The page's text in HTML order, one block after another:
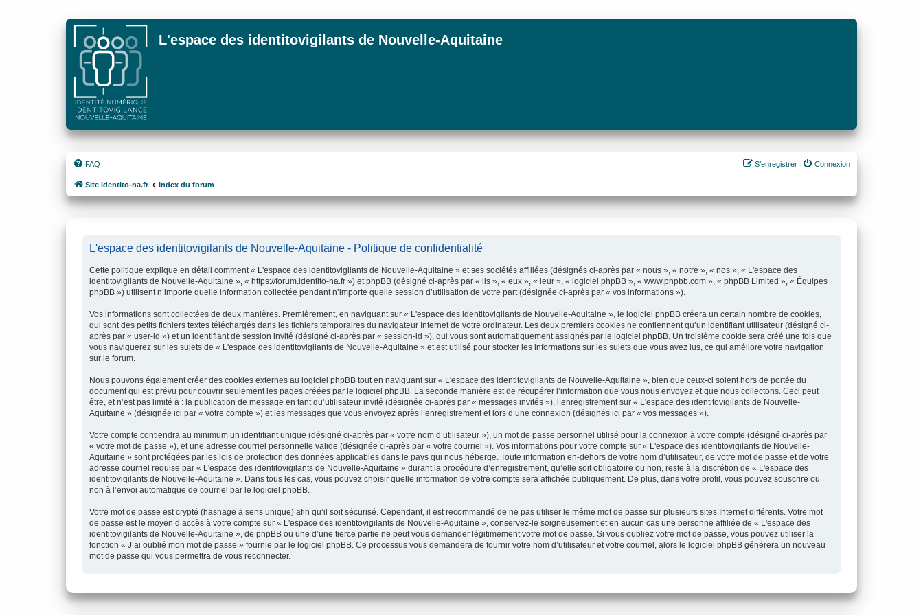
L'espace des identitovigilants de Nouvelle-Aquitaine
FAQ Connexion
S’enregistrer
Site identito-na.fr Index du forum
L'espace des identitovigilants de Nouvelle-Aquitaine - Politique de confidentialité
Cette politique explique en détail comment « L'espace des identitovigilants de Nouvelle-Aquitaine » et ses sociétés affiliées (désignés ci-après par « nous », « notre », « nos », « L'espace des
identitovigilants de Nouvelle-Aquitaine », « https://forum.identito-na.fr ») et phpBB (désigné ci-après par « ils », « eux », « leur », « logiciel phpBB », « www.phpbb.com », « phpBB Limited », « Équipes
phpBB ») utilisent n’importe quelle information collectée pendant n’importe quelle session d’utilisation de votre part (désignée ci-après par « vos informations »).
Vos informations sont collectées de deux manières. Premièrement, en naviguant sur « L'espace des identitovigilants de Nouvelle-Aquitaine », le logiciel phpBB créera un certain nombre de cookies,
qui sont des petits fichiers textes téléchargés dans les fichiers temporaires du navigateur Internet de votre ordinateur. Les deux premiers cookies ne contiennent qu’un identifiant utilisateur (désigné ci-
après par « user-id ») et un identifiant de session invité (désigné ci-après par « session-id »), qui vous sont automatiquement assignés par le logiciel phpBB. Un troisième cookie sera créé une fois que
vous naviguerez sur les sujets de « L'espace des identitovigilants de Nouvelle-Aquitaine » et est utilisé pour stocker les informations sur les sujets que vous avez lus, ce qui améliore votre navigation
sur le forum.
Nous pouvons également créer des cookies externes au logiciel phpBB tout en naviguant sur « L'espace des identitovigilants de Nouvelle-Aquitaine », bien que ceux-ci soient hors de portée du
document qui est prévu pour couvrir seulement les pages créées par le logiciel phpBB. La seconde manière est de récupérer l’information que vous nous envoyez et que nous collectons. Ceci peut
être, et n’est pas limité à : la publication de message en tant qu’utilisateur invité (désignée ci-après par « messages invités »), l’enregistrement sur « L'espace des identitovigilants de Nouvelle-
Aquitaine » (désignée ici par « votre compte ») et les messages que vous envoyez après l’enregistrement et lors d’une connexion (désignés ici par « vos messages »).
Votre compte contiendra au minimum un identifiant unique (désigné ci-après par « votre nom d’utilisateur »), un mot de passe personnel utilisé pour la connexion à votre compte (désigné ci-après par
« votre mot de passe »), et une adresse courriel personnelle valide (désignée ci-après par « votre courriel »). Vos informations pour votre compte sur « L'espace des identitovigilants de Nouvelle-
Aquitaine » sont protégées par les lois de protection des données applicables dans le pays qui nous héberge. Toute information en-dehors de votre nom d’utilisateur, de votre mot de passe et de votre
adresse courriel requise par « L'espace des identitovigilants de Nouvelle-Aquitaine » durant la procédure d’enregistrement, qu’elle soit obligatoire ou non, reste à la discrétion de « L'espace des
identitovigilants de Nouvelle-Aquitaine ». Dans tous les cas, vous pouvez choisir quelle information de votre compte sera affichée publiquement. De plus, dans votre profil, vous pouvez souscrire ou
non à l’envoi automatique de courriel par le logiciel phpBB.
Votre mot de passe est crypté (hashage à sens unique) afin qu’il soit sécurisé. Cependant, il est recommandé de ne pas utiliser le même mot de passe sur plusieurs sites Internet différents. Votre mot
de passe est le moyen d’accès à votre compte sur « L'espace des identitovigilants de Nouvelle-Aquitaine », conservez-le soigneusement et en aucun cas une personne affiliée de « L'espace des
identitovigilants de Nouvelle-Aquitaine », de phpBB ou une d’une tierce partie ne peut vous demander légitimement votre mot de passe. Si vous oubliez votre mot de passe, vous pouvez utiliser la
fonction « J’ai oublié mon mot de passe » fournie par le logiciel phpBB. Ce processus vous demandera de fournir votre nom d’utilisateur et votre courriel, alors le logiciel phpBB générera un nouveau
mot de passe qui vous permettra de vous reconnecter.